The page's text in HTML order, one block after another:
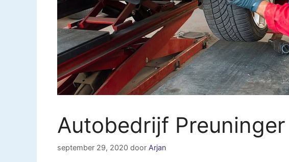
Autobedrijf
september 29, 2020 door Arjan